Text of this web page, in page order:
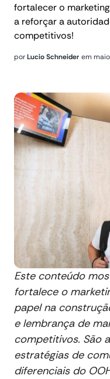
fortalecer o
a reforçar a
competitivos!
porLucio Schneider em
Este conteúdo
fortalece o
papel na
e lembrança de
competitivos. São
estratégias de
diferenciais do